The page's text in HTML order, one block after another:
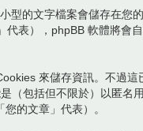
型的文字檔案會儲存在您
表），phpBB 軟體將會
來儲存資訊。不過
（包括但不限於）以匿名
的文章」代表）。